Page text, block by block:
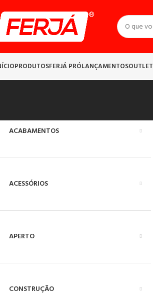
PRODUTOSFERJÁ PRÓLANÇAMENTOSOUTLET
ACABAMENTOS
ACESSÓRIOS
APERTO
CONSTRUÇÃO